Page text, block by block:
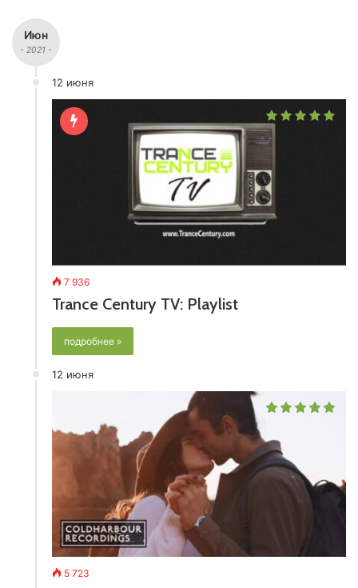
Июн
- 2021 -
12 июня
7 936
Trance Century TV: Playlist
подробнее »
12 июня
5 723